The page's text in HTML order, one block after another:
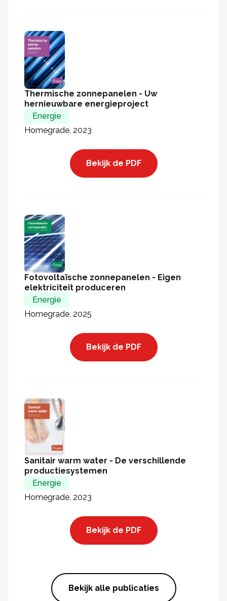
Thermische zonnepanelen - Uw
hernieuwbare energieproject
Energie
Homegrade, 2023
Bekijk de PDF
Fotovoltaïsche zonnepanelen - Eigen
elektriciteit produceren
Energie
Homegrade, 2025
Bekijk de PDF
Sanitair warm water - De verschillende
productiesystemen
Energie
Homegrade, 2023
Bekijk de PDF
Bekijk alle publicaties